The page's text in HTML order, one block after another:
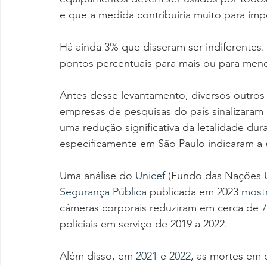
e que a medida contribuiria muito para
Há ainda 3% que disseram ser
pontos percentuais para mais ou para
Antes desse levantamento, diversos
empresas de pesquisas do país
uma redução significativa da letalidade
especificamente em São Paulo indicaram
Uma análise do Unicef (Fundo das Nações
Segurança Pública publicada em 2023
câmeras corporais reduziram em cerca
policiais em serviço de 2019 a 2022.
Além disso, em 2021 e 2022, as mortes em